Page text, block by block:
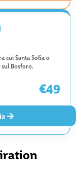
cui Santa Sofia o
sul Bosforo.
€49